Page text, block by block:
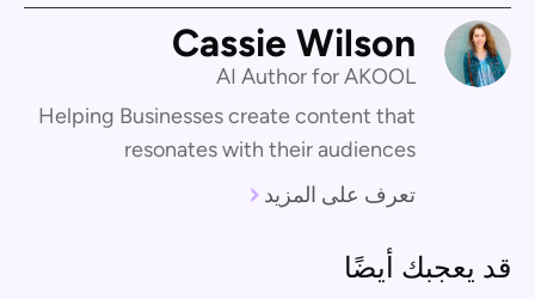
Cassie Wilson
AI Author for AKOOL
Helping Businesses create content that
resonates with their audiences
تعرف على المزيد
قد يعجبك أيضًا